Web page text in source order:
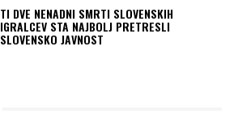
TI DVE NENADNI SMRTI SLOVENSKIH
IGRALCEV STA NAJBOLJ PRETRESLI
SLOVENSKO JAVNOST